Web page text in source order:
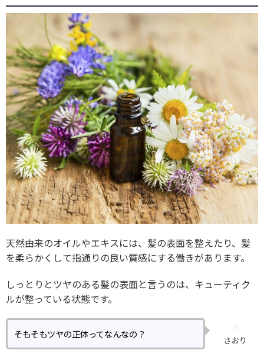
天然由来のオイルやエキスには、髪の表面を整えたり、髪
を柔らかくして指通りの良い質感にする働きがあります。
しっとりとツヤのある髪の表面と言うのは、キューティク
ルが整っている状態です。
さおり
そもそもツヤの正体ってなんなの？